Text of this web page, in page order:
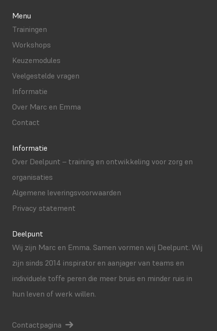
Menu
Trainingen
Workshops
Keuzemodules
Veelgestelde vragen
Informatie
Over Marc en Emma
Contact
Informatie
Over Deelpunt – training en ontwikkeling voor zorg en
organisaties
Algemene leveringsvoorwaarden
Privacy statement
Deelpunt
Wij zijn Marc en Emma. Samen vormen wij Deelpunt. Wij
zijn sinds 2014 inspirator en aanjager van teams en
individuele toffe peren die meer bruis en minder ruis in
hun leven of werk willen.
Contactpagina